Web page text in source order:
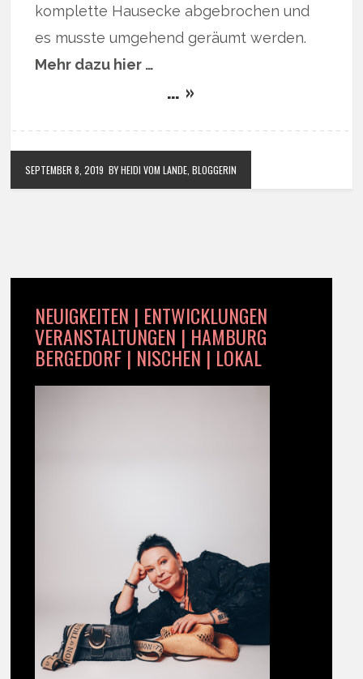
komplette Hausecke abgebrochen und
es musste umgehend geräumt werden.
Mehr dazu hier …
… »
SEPTEMBER 8, 2019 BY HEIDI VOM LANDE, BLOGGERIN
NEUIGKEITEN | ENTWICKLUNGEN
VERANSTALTUNGEN | HAMBURG
BERGEDORF | NISCHEN | LOKAL